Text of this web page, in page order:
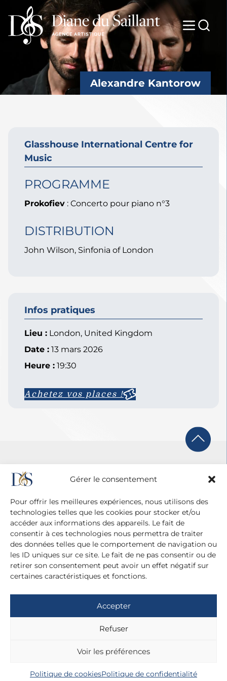
Gérer le consentement
Pour offrir les meilleures expériences, nous utilisons des
technologies telles que les cookies pour stocker et/ou
accéder aux informations des appareils. Le fait de
consentir à ces technologies nous permettra de traiter
des données telles que le comportement de navigation ou
les ID uniques sur ce site. Le fait de ne pas consentir ou de
retirer son consentement peut avoir un effet négatif sur
certaines caractéristiques et fonctions.
Accepter
Refuser
Voir les préférences
Politique de cookiesPolitique de confidentialité
Alexandre Kantorow
Glasshouse International Centre for
Music
PROGRAMME
Prokofiev : Concerto pour piano n°3
DISTRIBUTION
John Wilson, Sinfonia of London
Infos pratiques
Lieu : London, United Kingdom
Date : 13 mars 2026
Heure : 19:30
Achetez vos places !
20 cité Malesherbes - 75009 Paris
+ 33 (0)1 42 81 38 21
+ 33 (0)6 13 42 22 52
dianedusaillant@gmail.com
Mentions légales